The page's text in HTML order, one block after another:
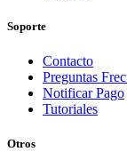
Soporte
Contacto
Preguntas
Notificar Pago
Tutoriales
Otros